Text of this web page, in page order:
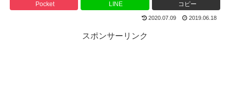
Pocket LINE コピー
2020.07.09 2019.06.18
スポンサーリンク